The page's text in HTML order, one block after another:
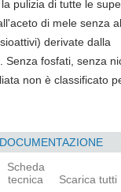
pulizia di tutte le
di mele senza
derivate dalla
Senza fosfati, senza
non è classificato
DOCUMENTAZIONE
Scheda
tecnica
Scarica tutti